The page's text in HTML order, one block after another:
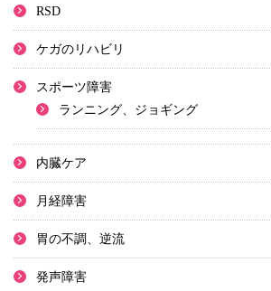
RSD
ケガのリハビリ
スポーツ障害
ランニング、ジョギング
内臓ケア
月経障害
胃の不調、逆流
発声障害